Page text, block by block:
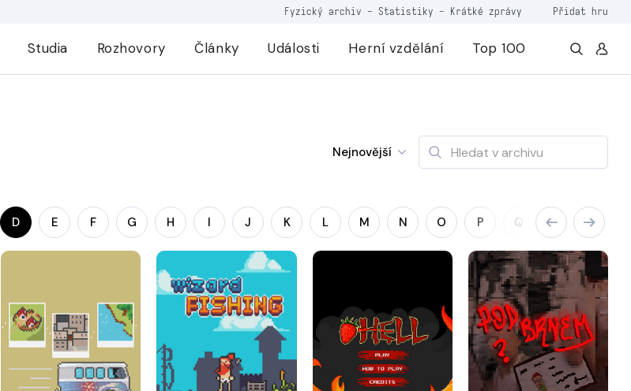
Fyzický archiv - Statistiky - Krátké zprávy Přidat hru
Studia Rozhovory Články Události Herní vzdělání Top 100
Nejnovější
D E F G H I J K L M N O P Q R S